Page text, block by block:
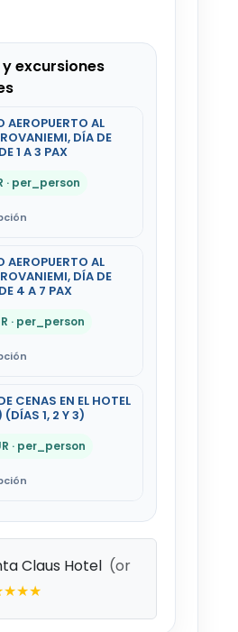
excursiones
AEROPUERTO AL
DÍA DE
1 A 3 PAX
· per_person
AEROPUERTO AL
DÍA DE
4 A 7 PAX
· per_person
CENAS EN EL HOTEL
1, 2 Y 3)
· per_person
Claus Hotel (or